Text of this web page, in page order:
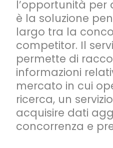
l’opportunità per
è la soluzione
largo tra la
competitor. Il
permette di
informazioni
mercato in cui
ricerca, un
acquisire dati
concorrenza e